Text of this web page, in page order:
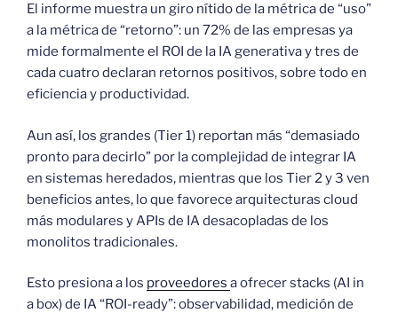
El informe muestra un giro nítido de la métrica de “uso”
a la métrica de “retorno”: un 72% de las empresas ya
mide formalmente el ROI de la IA generativa y tres de
cada cuatro declaran retornos positivos, sobre todo en
eficiencia y productividad.
Aun así, los grandes (Tier 1) reportan más “demasiado
pronto para decirlo” por la complejidad de integrar IA
en sistemas heredados, mientras que los Tier 2 y 3 ven
beneficios antes, lo que favorece arquitecturas cloud
más modulares y APIs de IA desacopladas de los
monolitos tradicionales.
Esto presiona a los proveedores a ofrecer stacks (AI in
a box) de IA “ROI-ready”: observabilidad, medición de